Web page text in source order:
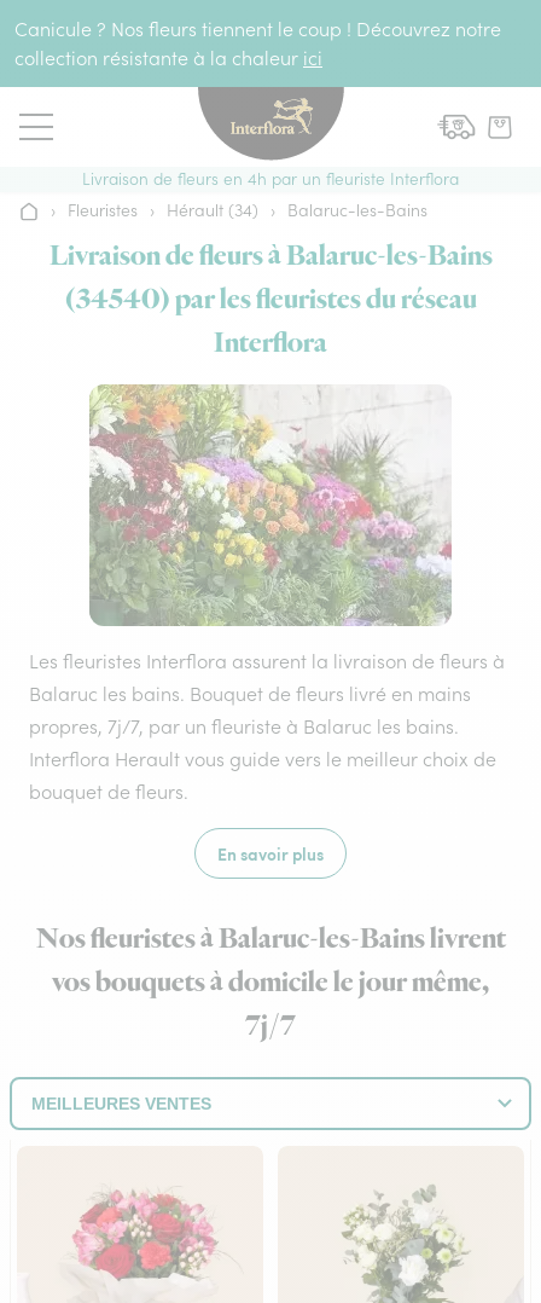
Canicule ? Nos fleurs tiennent le coup ! Découvrez notre
collection résistante à la chaleur ici
Livraison de fleurs en 4h par un fleuriste Interflora
Accueil
› Fleuristes › Hérault (34) › Balaruc-les-Bains
Livraison de fleurs à Balaruc-les-Bains
(34540) par les fleuristes du réseau
Interflora
Les fleuristes Interflora assurent la livraison de fleurs à
Balaruc les bains. Bouquet de fleurs livré en mains
propres, 7j/7, par un fleuriste à Balaruc les bains.
Interflora Herault vous guide vers le meilleur choix de
bouquet de fleurs.
En savoir plus
Nos fleuristes à Balaruc-les-Bains livrent
vos bouquets à domicile le jour même,
7j/7